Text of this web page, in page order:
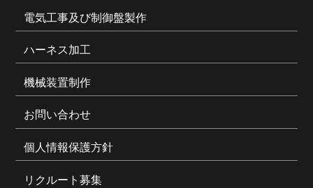
電気工事及び制御盤製作
ハーネス加工
機械装置制作
お問い合わせ
個人情報保護方針
リクルート募集